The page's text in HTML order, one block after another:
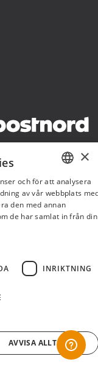
IntegritetspolicyCookies
SWEDISH
FI
×
och för att analysera
av vår webbplats
den med annan
de har samlat in från din
INRIKTNING
AVVISA ALLT